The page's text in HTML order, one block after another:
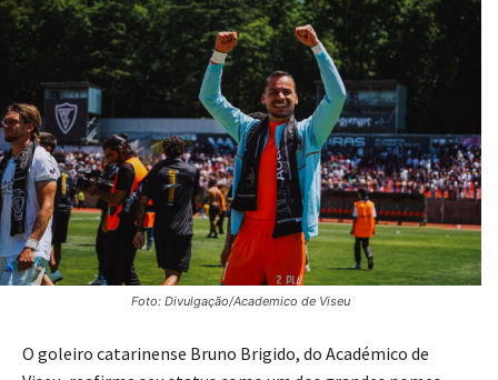
Foto: Divulgação/Academico de Viseu
O goleiro catarinense Bruno Brigido, do Académico de